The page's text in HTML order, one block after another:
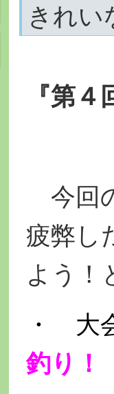
きれい
『第
今回
疲弊し
よう！
・ 大
釣り！